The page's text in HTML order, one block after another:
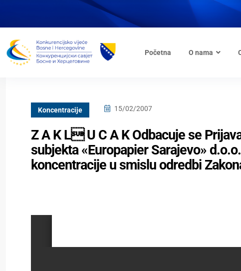
Početna O nama
Koncentracije 15/02/2007
Z A K L U C A K Odbacuje se
subjekta «Europapier Sarajevo»
koncentracije u smislu odredbi